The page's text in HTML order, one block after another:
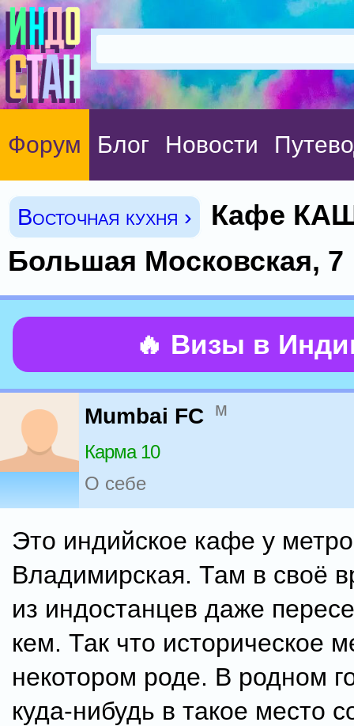
Форум Блог Новости
Восточная кухня ›
Кафе
Большая Московская, 7
🔥 Визы в
Mumbai FC м
Карма 10
О себе
Это индийское кафе у метро
Владимирская. Там в своё
из индостанцев даже
кем. Так что историческое
некотором роде. В родном
куда-нибудь в такое место